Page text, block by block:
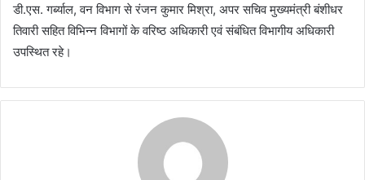
डी.एस. गर्ब्याल, वन विभाग से रंजन कुमार मिश्रा, अपर सचिव मुख्यमंत्री बंशीधर
तिवारी सहित विभिन्न विभागों के वरिष्ठ अधिकारी एवं संबंधित विभागीय अधिकारी
उपस्थित रहे।